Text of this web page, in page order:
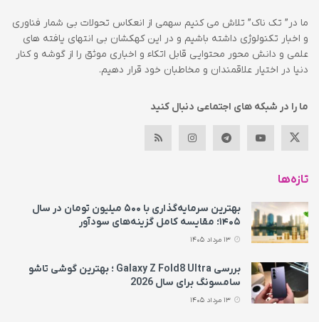
ما در” تک ناک” تلاش می کنیم سهمی از انعکاس تحولات بی شمار فناوری
و اخبار تکنولوژی داشته باشیم و در این کهکشان بی انتهای یافته های
علمی و دانش محور محتوایی قابل اتکاء و اخباری موثق را از گوشه و کنار
دنیا در اختیار علاقمندان و مخاطبان خود قرار دهیم.
ما را در شبکه های اجتماعی دنبال کنید
تازه‌ها
بهترین سرمایه‌گذاری با ۵۰۰ میلیون تومان در سال
۱۴۰۵؛ مقایسه کامل گزینه‌های سودآور
بررسی Galaxy Z Fold8 Ultra ؛ بهترین گوشی تاشو
سامسونگ برای سال 2026